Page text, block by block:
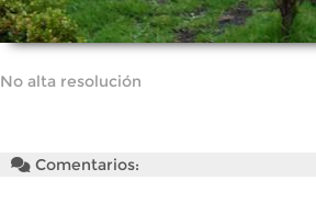
No alta resolución
Comentarios: